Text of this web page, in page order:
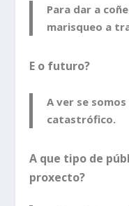
Para dar a
marisqueo a
E o futuro?
A ver se
catastrófico.
A que tipo de
proxecto?